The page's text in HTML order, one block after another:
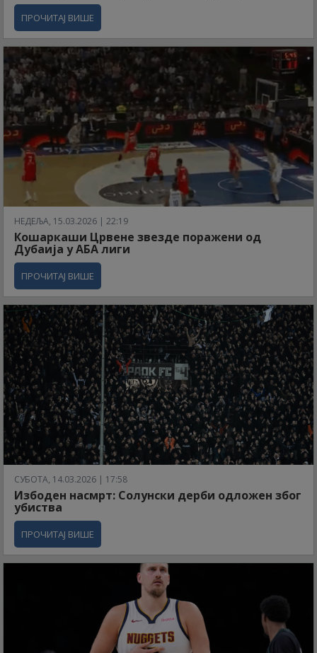
ПРОЧИТАЈ ВИШЕ
НЕДЕЉА, 15.03.2026 | 22:19
Кошаркаши Црвене звезде поражени од
Дубаија у АБА лиги
ПРОЧИТАЈ ВИШЕ
СУБОТА, 14.03.2026 | 17:58
Избоден насмрт: Солунски дерби одложен због
убиства
ПРОЧИТАЈ ВИШЕ